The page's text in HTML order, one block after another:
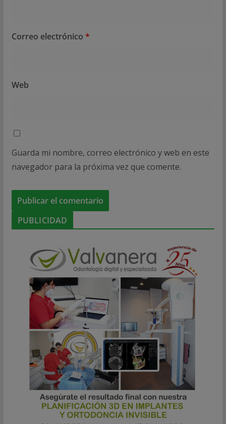
Correo electrónico *
Web
Guarda mi nombre, correo electrónico y web en este
navegador para la próxima vez que comente.
PUBLICIDAD